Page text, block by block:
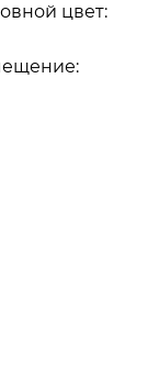
цвет: